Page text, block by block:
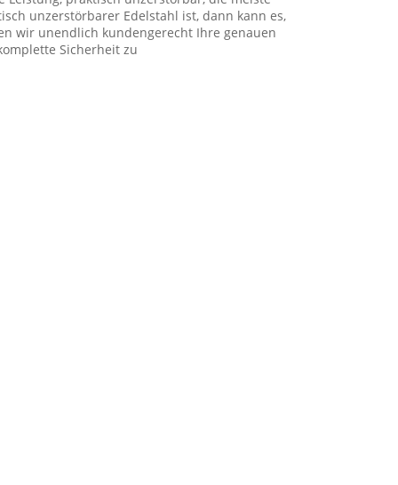
unzerstörbarer Edelstahl ist, dann kann es,
wir unendlich kundengerecht Ihre genauen
Sicherheit zu